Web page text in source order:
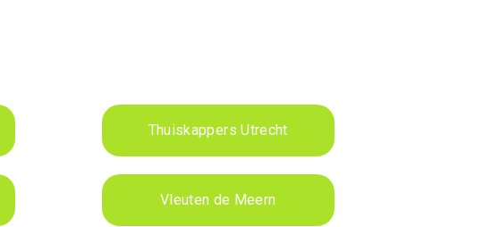
Thuiskappers Utrecht
Vleuten de Meern